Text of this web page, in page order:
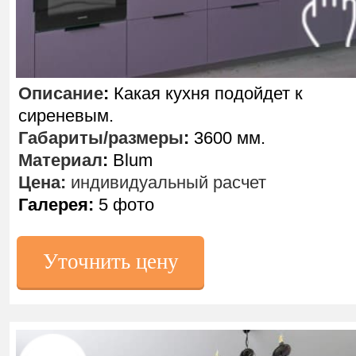
Уточнить цену
Описание: Какая кухня подойдет к
сиреневым.
Габариты/размеры: 3600 мм.
Материал: Blum
Цена: индивидуальный расчет
Галерея: 5 фото